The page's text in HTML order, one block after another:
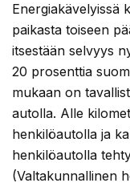
Energiakävelyissä
paikasta toiseen
itsestään selvyys
20 prosenttia
mukaan on
autolla. Alle
henkilöautolla ja
henkilöautolla
(Valtakunnallinen